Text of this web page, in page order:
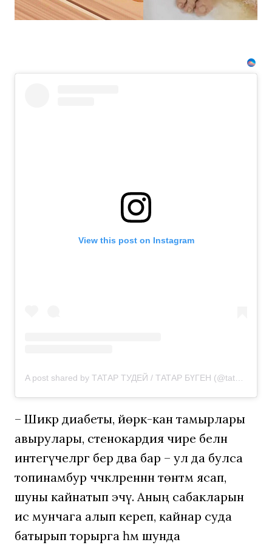
перед
View this post on Instagram
– Шикәр диабеты, йөрәк-кан тамырлары
авырулары, стенокардия чире белән
интегүчеләргә бер дәва бар – ул да булса
топинамбур чәчәкләреннән төнәтмә ясап,
шуны кайнатып эчү. Аның сабакларын
исә мунчага алып кереп, кайнар суда
батырып торырга һәм шунда